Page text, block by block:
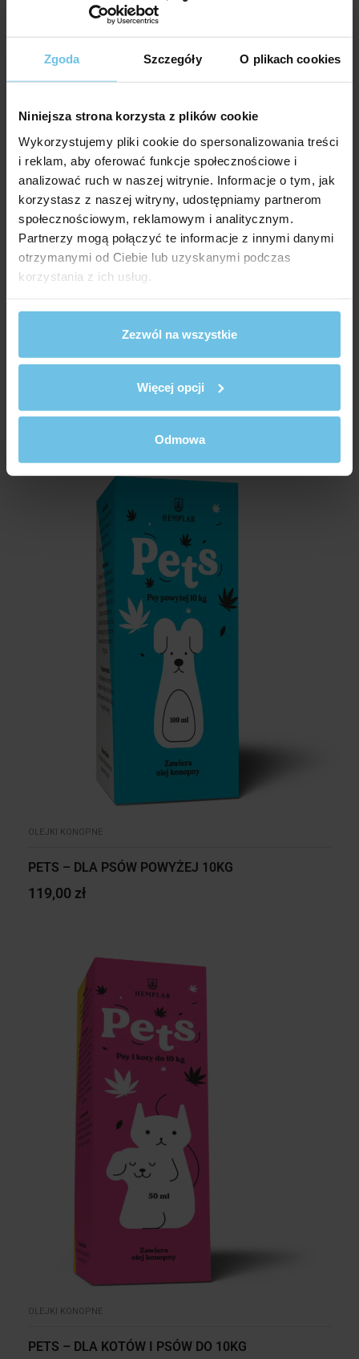
Zgoda Szczegóły O plikach cookies
Niniejsza strona korzysta z plików cookie
Wykorzystujemy pliki cookie do spersonalizowania treści
i reklam, aby oferować funkcje społecznościowe i
analizować ruch w naszej witrynie. Informacje o tym, jak
korzystasz z naszej witryny, udostępniamy partnerom
społecznościowym, reklamowym i analitycznym.
Partnerzy mogą połączyć te informacje z innymi danymi
otrzymanymi od Ciebie lub uzyskanymi podczas
korzystania z ich usług.
Zezwól na wszystkie
Więcej opcji
Odmowa
O MASIE CIAŁA POWYŻEJ 10 KG
WYŁĄCZNIE W SIECI MAXI ZOO
OLEJKI KONOPNE
PETS – DLA PSÓW POWYŻEJ 10KG
119,00 zł
OLEJKI KONOPNE
PETS – DLA KOTÓW I PSÓW DO 10KG